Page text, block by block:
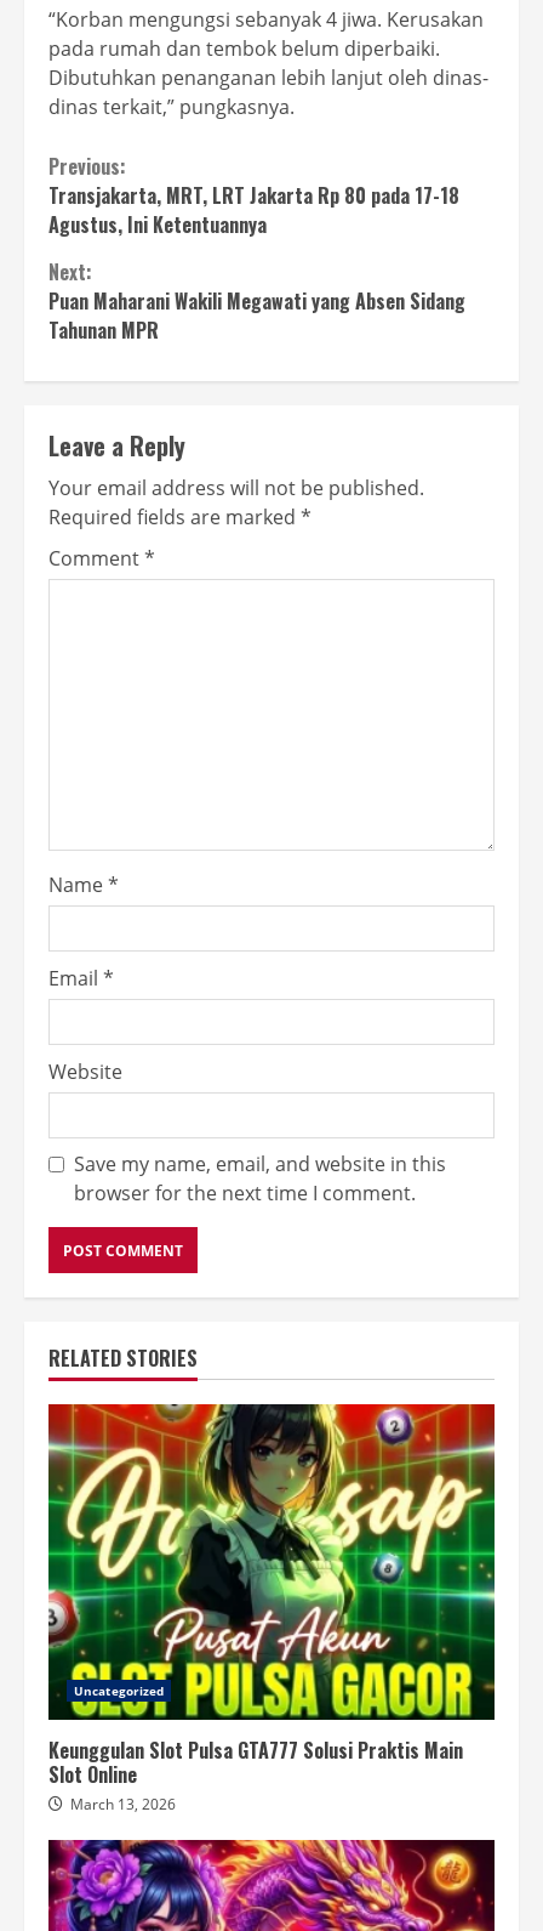
“Korban mengungsi sebanyak 4 jiwa. Kerusakan
pada rumah dan tembok belum diperbaiki.
Dibutuhkan penanganan lebih lanjut oleh dinas-
dinas terkait,” pungkasnya.
Continue
Reading
Previous:
Transjakarta, MRT, LRT Jakarta Rp 80 pada 17-18
Agustus, Ini Ketentuannya
Next:
Puan Maharani Wakili Megawati yang Absen Sidang
Tahunan MPR
Leave a Reply
Your email address will not be published.
Required fields are marked *
Comment*
Name*
Email *
Website
Save my name, email, and website in this
browser for the next time I comment.
RELATED STORIES
Uncategorized
Keunggulan Slot Pulsa GTA777 Solusi Praktis Main
Slot Online
March 13, 2026